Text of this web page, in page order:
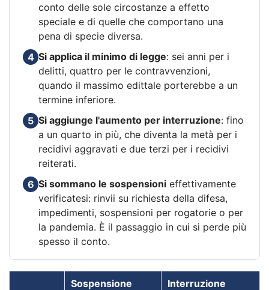
conto delle sole circostanze a effetto
speciale e di quelle che comportano una
pena di specie diversa.
4 Si applica il minimo di legge: sei anni per i
delitti, quattro per le contravvenzioni,
quando il massimo edittale porterebbe a un
termine inferiore.
5 Si aggiunge l'aumento per interruzione: fino
a un quarto in più, che diventa la metà per i
recidivi aggravati e due terzi per i recidivi
reiterati.
6 Si sommano le sospensioni effettivamente
verificatesi: rinvii su richiesta della difesa,
impedimenti, sospensioni per rogatorie o per
la pandemia. È il passaggio in cui si perde più
spesso il conto.
Sospensione Interruzione